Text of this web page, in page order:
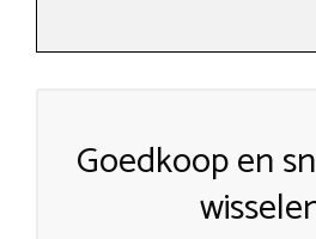
Goedkoop en